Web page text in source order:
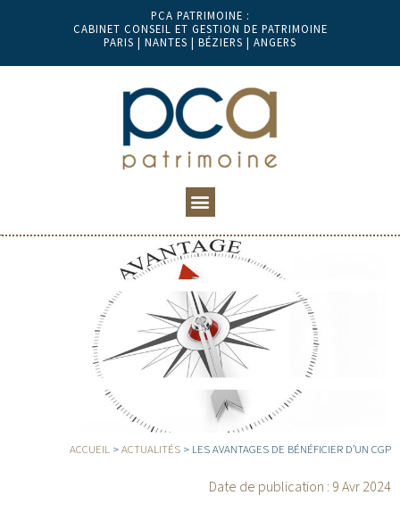
PCA PATRIMOINE :
CABINET CONSEIL ET GESTION DE PATRIMOINE
PARIS | NANTES | BÉZIERS | ANGERS
ACCUEIL >ACTUALITÉS > LES AVANTAGES DE BÉNÉFICIER D’UN CGP
Date de publication : 9 Avr 2024